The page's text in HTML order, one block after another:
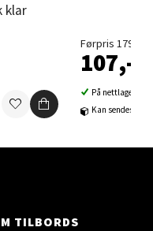
klar
Førpris 179,-
107,-
På nettlager
Kan sendes til
TILBORDS